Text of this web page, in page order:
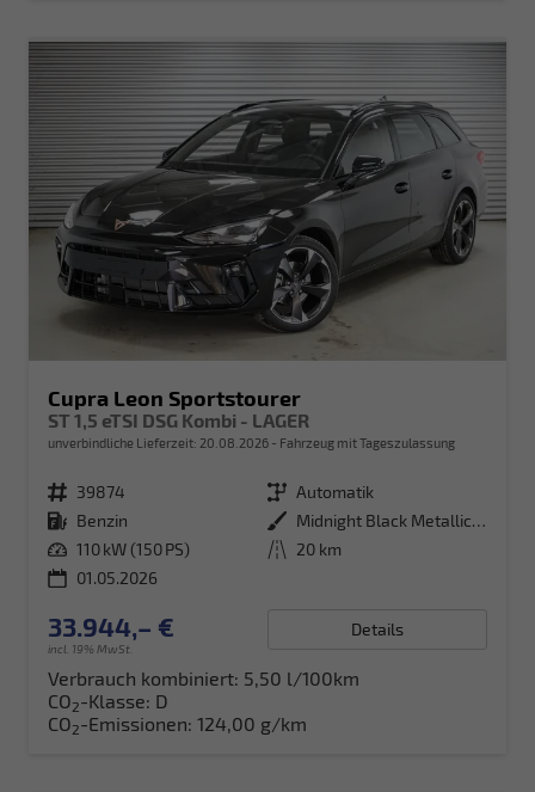
Cupra Leon Sportstourer
ST 1,5 eTSI DSG Kombi - LAGER
unverbindliche Lieferzeit: 20.08.2026 Fahrzeug mit Tageszulassung
Fahrzeugnr. 39874 Getriebe Automatik
Kraftstoff Benzin Außenfarbe
Midnight Black Metallic (0E)
Leistung 110 kW (150 PS) Kilometerstand 20 km
01.05.2026
33.944,– €
incl. 19% MwSt.
Details
Verbrauch kombiniert: 5,50 l/100km
CO2-Klasse: D
CO2-Emissionen: 124,00 g/km